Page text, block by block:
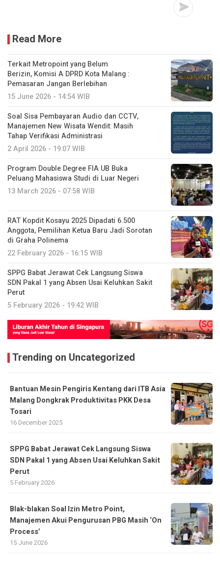
Read More
Terkait Metropoint yang Belum
Berizin, Komisi A DPRD Kota Malang :
Pemasaran Jangan Berlebihan
15 June 2026 - 14:54 WIB
Soal Sisa Pembayaran Audio dan CCTV,
Manajemen New Wisata Wendit: Masih
Tahap Verifikasi Administrasi
2 April 2026 - 19:07 WIB
Program Double Degree FIA UB Buka
Peluang Mahasiswa Studi di Luar Negeri
13 March 2026 - 07:58 WIB
RAT Kopdit Kosayu 2025 Dipadati 6.500
Anggota, Pemilihan Ketua Baru Jadi Sorotan
di Graha Polinema
22 February 2026 - 16:15 WIB
SPPG Babat Jerawat Cek Langsung Siswa
SDN Pakal 1 yang Absen Usai Keluhkan Sakit
Perut
5 February 2026 - 19:42 WIB
Trending on Uncategorized
Bantuan Mesin Pengiris Kentang dari ITB Asia
Malang Dongkrak Produktivitas PKK Desa
Tosari
16 December 2025
SPPG Babat Jerawat Cek Langsung Siswa
SDN Pakal 1 yang Absen Usai Keluhkan Sakit
Perut
5 February 2026
Blak-blakan Soal Izin Metro Point,
Manajemen Akui Pengurusan PBG Masih ‘On
Process’
15 June 2026